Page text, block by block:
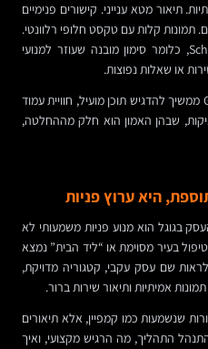
תיאור מטא ענייני. קישורים פנימיים
תמונות קלות עם טקסט חלופי רלוונטי.
ובמקרים מתאימים גם שימוש ב-Schema, כלומר סימון מובנה שעוזר למנועי
או שאלות נפוצות.
חשוב לומר: אין כאן קסם טכני. Google ממשיך להדגיש תוכן מועיל, חוויית עמוד
שבהן האמון הוא חלק מההחלטה,
בגוגל הוא מנוע פניות משמעותי לא
בעיר מסוימת או “ליד הבית” נמצא
שם עסק עקבי, קטגוריה מדויקת,
אמיתיות ותיאור שירות ברור.
שנשמעות כמו קמפיין, אלא תיאורים
התהליך, מה הרגיש מקצועי, ואיך